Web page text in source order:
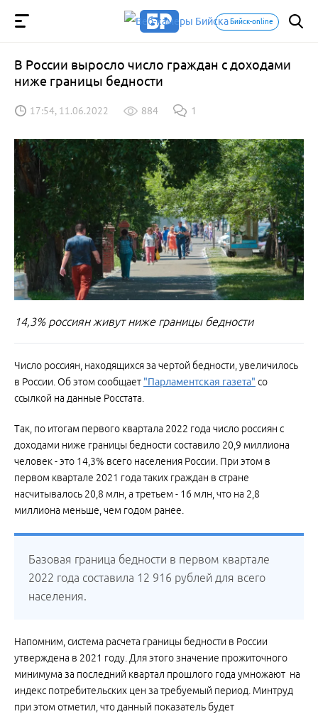
Бийск-online
В России выросло число граждан с доходами
ниже границы бедности
17:54, 11.06.2022 884 1
14,3% россиян живут ниже границы бедности
Число россиян, находящихся за чертой бедности, увеличилось
в России. Об этом сообщает "Парламентская газета" со
ссылкой на данные Росстата.
Так, по итогам первого квартала 2022 года число россиян с
доходами ниже границы бедности составило 20,9 миллиона
человек - это 14,3% всего населения России. При этом в
первом квартале 2021 года таких граждан в стране
насчитывалось 20,8 млн, а третьем - 16 млн, что на 2,8
миллиона меньше, чем годом ранее.
Базовая граница бедности в первом квартале
2022 года составила 12 916 рублей для всего
населения.
Напомним, система расчета границы бедности в России
утверждена в 2021 году. Для этого значение прожиточного
минимума за последний квартал прошлого года умножают на
индекс потребительских цен за требуемый период. Минтруд
при этом отметил, что данный показатель будет